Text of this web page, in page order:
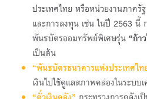
ประเทศไทย หรือหน่วยงานภาครั
และการลงทุน เช่น ในปี 2563 นี้
พันธบัตรออมทรัพย์พิเศษรุ่น “ก้า
เป็นต้น
“พันธบัตรธนาคารแห่งประเทศไ
เงินไปใช้ดูแลสภาพคล่องในระบบ